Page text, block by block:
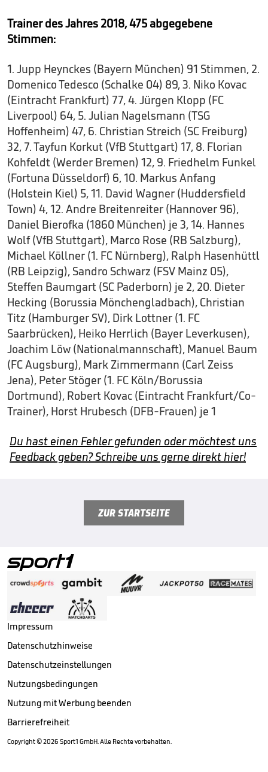
Trainer des Jahres 2018, 475 abgegebene
Stimmen:
1. Jupp Heynckes (Bayern München) 91 Stimmen, 2.
Domenico Tedesco (Schalke 04) 89, 3. Niko Kovac
(Eintracht Frankfurt) 77, 4. Jürgen Klopp (FC
Liverpool) 64, 5. Julian Nagelsmann (TSG
Hoffenheim) 47, 6. Christian Streich (SC Freiburg)
32, 7. Tayfun Korkut (VfB Stuttgart) 17, 8. Florian
Kohfeldt (Werder Bremen) 12, 9. Friedhelm Funkel
(Fortuna Düsseldorf) 6, 10. Markus Anfang
(Holstein Kiel) 5, 11. David Wagner (Huddersfield
Town) 4, 12. Andre Breitenreiter (Hannover 96),
Daniel Bierofka (1860 München) je 3, 14. Hannes
Wolf (VfB Stuttgart), Marco Rose (RB Salzburg),
Michael Köllner (1. FC Nürnberg), Ralph Hasenhüttl
(RB Leipzig), Sandro Schwarz (FSV Mainz 05),
Steffen Baumgart (SC Paderborn) je 2, 20. Dieter
Hecking (Borussia Mönchengladbach), Christian
Titz (Hamburger SV), Dirk Lottner (1. FC
Saarbrücken), Heiko Herrlich (Bayer Leverkusen),
Joachim Löw (Nationalmannschaft), Manuel Baum
(FC Augsburg), Mark Zimmermann (Carl Zeiss
Jena), Peter Stöger (1. FC Köln/Borussia
Dortmund), Robert Kovac (Eintracht Frankfurt/Co-
Trainer), Horst Hrubesch (DFB-Frauen) je 1
Du hast einen Fehler gefunden oder möchtest uns
Feedback geben? Schreibe uns gerne direkt hier!
ZUR STARTSEITE
Impressum
Datenschutzhinweise
Datenschutzeinstellungen
Nutzungsbedingungen
Nutzung mit Werbung beenden
Barrierefreiheit
Copyright ©2026 Sport1 GmbH. Alle Rechte vorbehalten.